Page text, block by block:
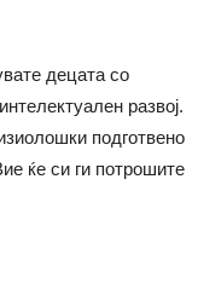
децата со
развој.
подготвено
ќе си ги потрошите